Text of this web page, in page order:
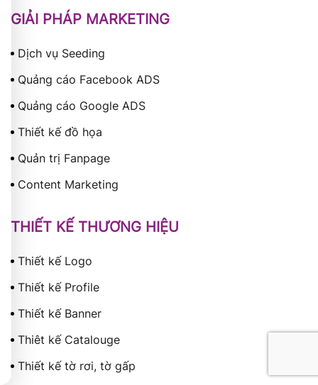
GIẢI PHÁP MARKETING
Dịch vụ Seeding
Quảng cáo Facebook ADS
Quảng cáo Google ADS
Thiết kế đồ họa
Quản trị Fanpage
Content Marketing
THIẾT KẾ THƯƠNG HIỆU
Thiết kế Logo
Thiết kế Profile
Thiết kế Banner
Thiêt kế Catalouge
Thiết kế tờ rơi, tờ gấp